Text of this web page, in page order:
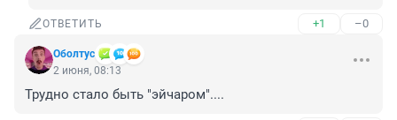
ОТВЕТИТЬ +1 –0
Oбoлтуc
2 июня, 08:13
Трудно стало быть "эйчаром"....